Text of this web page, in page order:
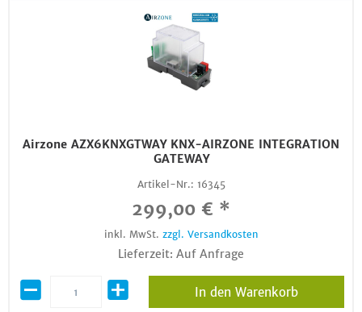
Airzone AZX6KNXGTWAY KNX-AIRZONE INTEGRATION
GATEWAY
Artikel-Nr.: 16345
299,00 € *
inkl. MwSt. zzgl. Versandkosten
Lieferzeit: Auf Anfrage
In den Warenkorb